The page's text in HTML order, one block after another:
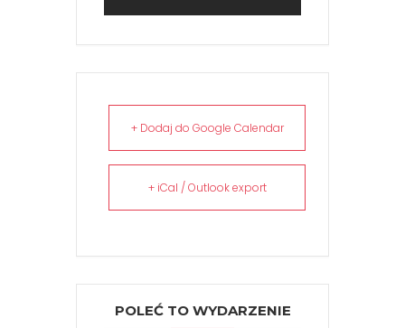
+ Dodaj do Google Calendar
+ iCal / Outlook export
POLEĆ TO WYDARZENIE